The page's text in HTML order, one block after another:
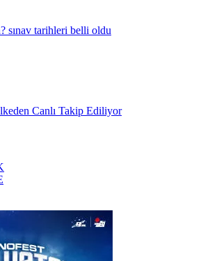
sınav tarihleri belli oldu
Canlı Takip Ediliyor